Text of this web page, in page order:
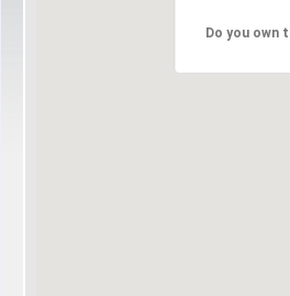
Do you own